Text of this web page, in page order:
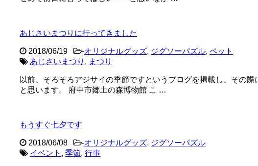
あじさいまつりに行ってきました
2018/06/19 -オリジナルグッズ, ジグソーパズル, ペット
あじさいまつり , まつり
以前、そろそろアジサイの季節ですというブログを掲載し、その
と思います。 府中市郷土の森博物館 こ …
もうすぐ七夕です
2018/06/08 -オリジナルグッズ, ジグソーパズル
イベント , 季節, 行事